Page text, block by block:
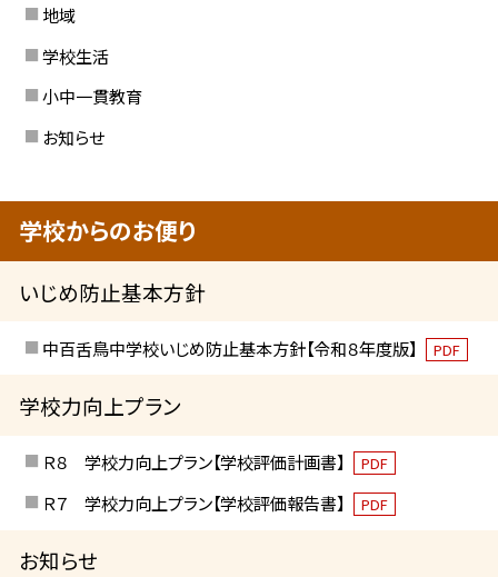
地域
学校生活
小中一貫教育
お知らせ
学校からのお便り
いじめ防止基本方針
中百舌鳥中学校いじめ防止基本方針【令和８年度版】 PDF
学校力向上プラン
Ｒ８ 学校力向上プラン【学校評価計画書】 PDF
Ｒ７ 学校力向上プラン【学校評価報告書】 PDF
お知らせ